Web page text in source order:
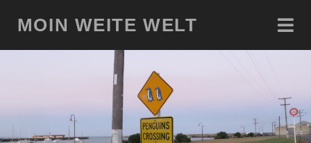
MOIN WEITE WELT